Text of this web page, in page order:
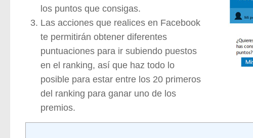
los puntos que consigas.
Las acciones que realices en Facebook
te permitirán obtener diferentes
puntuaciones para ir subiendo puestos
en el ranking, así que haz todo lo
posible para estar entre los 20 primeros
del ranking para ganar uno de los
premios.